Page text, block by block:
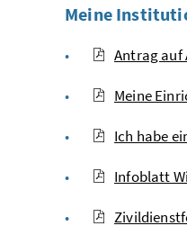
Meine
Antrag auf
Meine
Ich habe
Infoblatt